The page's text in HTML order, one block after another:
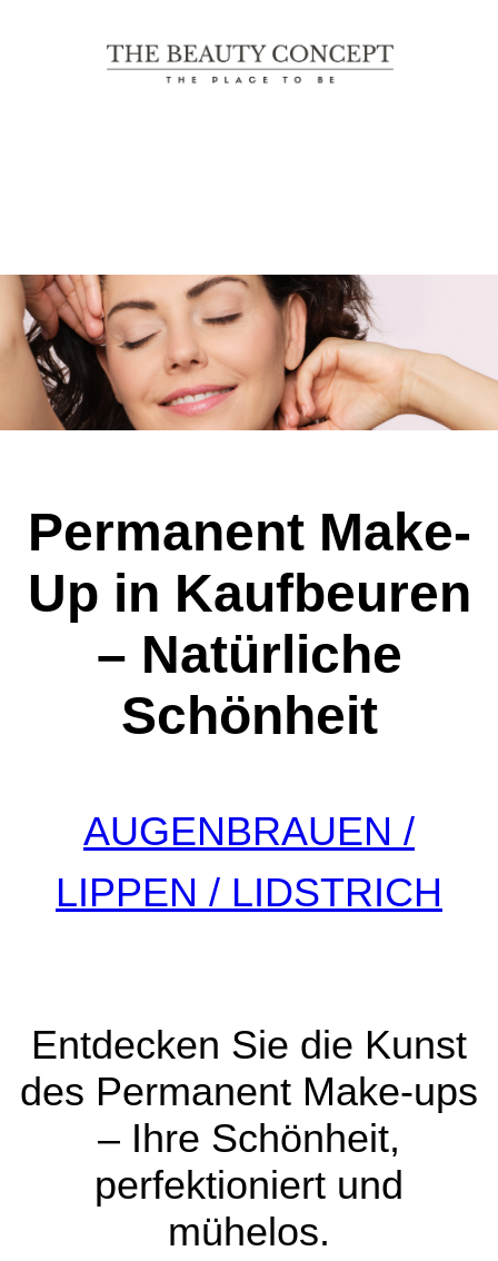
Permanent Make-
Up in Kaufbeuren
– Natürliche
Schönheit
AUGENBRAUEN /
LIPPEN / LIDSTRICH
Entdecken Sie die Kunst
des Permanent Make-ups
– Ihre Schönheit,
perfektioniert und
mühelos.